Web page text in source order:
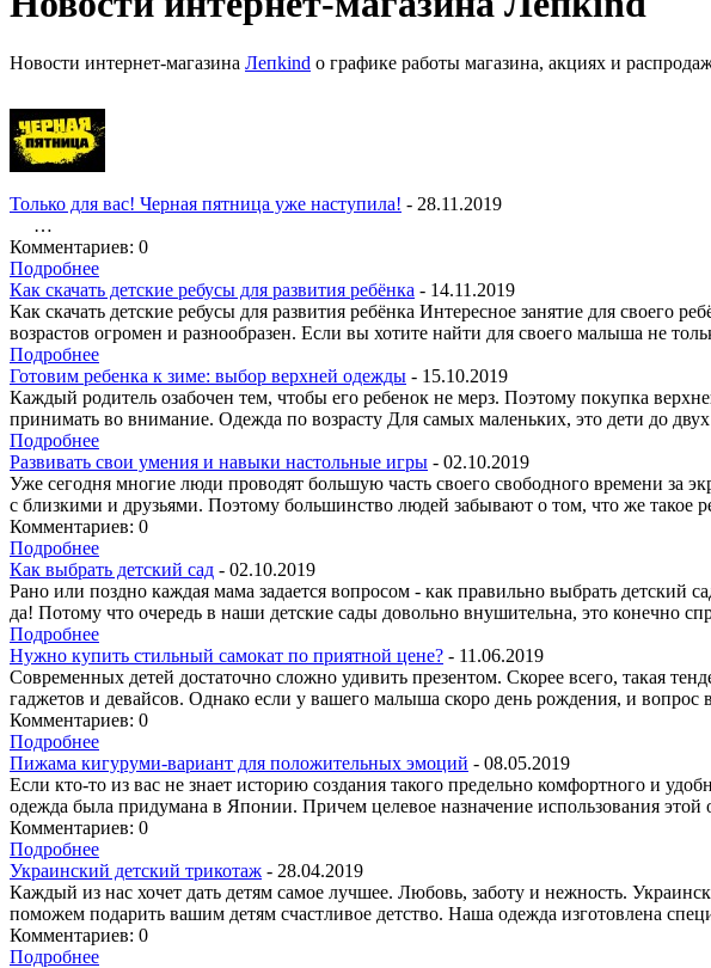
Новости интернет-магазина Лепkind о графике работы магазина, акциях и
Только для вас! Черная пятница уже наступила! - 28.11.2019
…
Комментариев: 0
Подробнее
Как скачать детские ребусы для развития ребёнка - 14.11.2019
Как скачать детские ребусы для развития ребёнка Интересное занятие для своего
возрастов огромен и разнообразен. Если вы хотите найти для своего малыша не
Подробнее
Готовим ребенка к зиме: выбор верхней одежды - 15.10.2019
Каждый родитель озабочен тем, чтобы его ребенок не мерз. Поэтому покупка
принимать во внимание. Одежда по возрасту Для самых маленьких, это дети до
Подробнее
Развивать свои умения и навыки настольные игры - 02.10.2019
Уже сегодня многие люди проводят большую часть своего свободного времени за
с близкими и друзьями. Поэтому большинство людей забывают о том, что же такое
Комментариев: 0
Подробнее
Как выбрать детский сад - 02.10.2019
Рано или поздно каждая мама задается вопросом - как правильно выбрать детский
да! Потому что очередь в наши детские сады довольно внушительна, это конечно
Подробнее
Нужно купить стильный самокат по приятной цене? - 11.06.2019
Современных детей достаточно сложно удивить презентом. Скорее всего, такая
гаджетов и девайсов. Однако если у вашего малыша скоро день рождения, и вопрос
Комментариев: 0
Подробнее
Пижама кигуруми-вариант для положительных эмоций - 08.05.2019
Если кто-то из вас не знает историю создания такого предельно комфортного и
одежда была придумана в Японии. Причем целевое назначение использования
Комментариев: 0
Подробнее
Украинский детский трикотаж - 28.04.2019
Каждый из нас хочет дать детям самое лучшее. Любовь, заботу и нежность.
поможем подарить вашим детям счастливое детство. Наша одежда изготовлена
Комментариев: 0
Подробнее